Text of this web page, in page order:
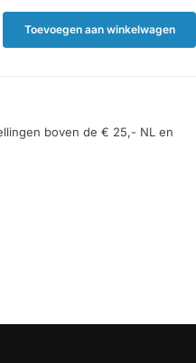
Toevoegen aan winkelwagen
boven de € 25,- NL en